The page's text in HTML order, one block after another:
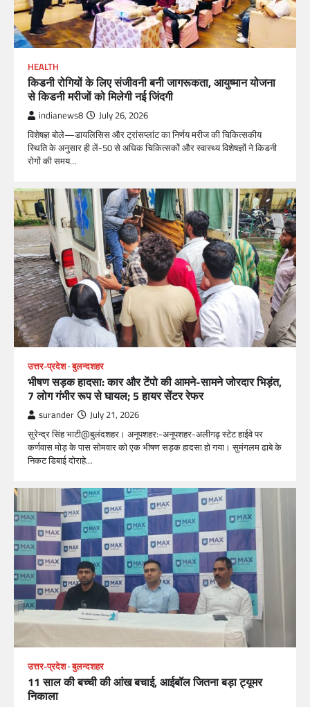
HEALTH
किडनी रोगियों के लिए संजीवनी बनी जागरूकता, आयुष्मान योजना
से किडनी मरीजों को मिलेगी नई जिंदगी
indianews8 July 26, 2026
विशेषज्ञ बोले—डायलिसिस और ट्रांसप्लांट का निर्णय मरीज की चिकित्सकीय
स्थिति के अनुसार ही लें-50 से अधिक चिकित्सकों और स्वास्थ्य विशेषज्ञों ने किडनी
रोगों की समय…
उत्तर-प्रदेश बुलन्दशहर
भीषण सड़क हादसा: कार और टेंपो की आमने-सामने जोरदार भिड़ंत,
7 लोग गंभीर रूप से घायल; 5 हायर सेंटर रेफर​
surander July 21, 2026
सुरेन्द्र सिंह भाटी@बुलंदशहर। अनूपशहर:-अनूपशहर-अलीगढ़ स्टेट हाईवे पर
कर्णवास मोड़ के पास सोमवार को एक भीषण सड़क हादसा हो गया। सुमंगलम ढाबे के
निकट डिबाई दोराहे…
उत्तर-प्रदेश बुलन्दशहर
11 साल की बच्ची की आंख बचाई, आईबॉल जितना बड़ा ट्यूमर
निकाला